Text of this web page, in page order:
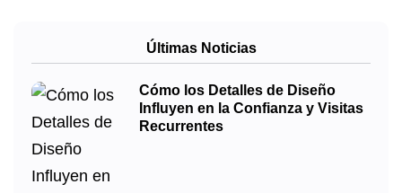
Últimas Noticias
Cómo los Detalles de Diseño
Influyen en la Confianza y Visitas
Recurrentes